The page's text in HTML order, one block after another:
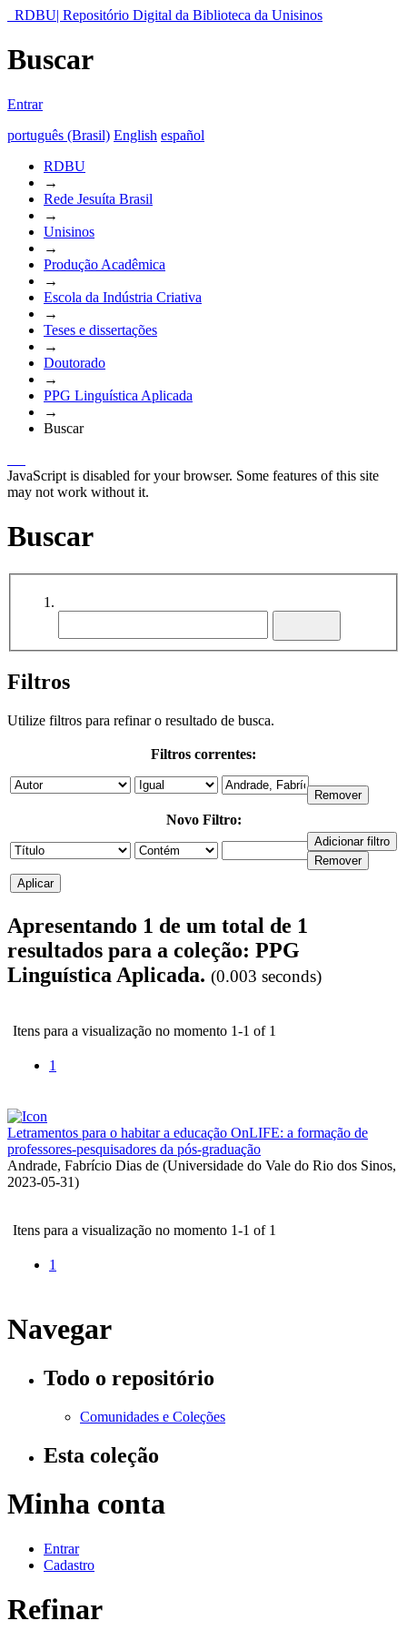
RDBU| Repositório Digital da Biblioteca da Unisinos
Buscar
Entrar
português (Brasil) English español
RDBU
→
Rede Jesuíta Brasil
→
Unisinos
→
Produção Acadêmica
→
Escola da Indústria Criativa
→
Teses e dissertações
→
Doutorado
→
PPG Linguística Aplicada
→
Buscar
JavaScript is disabled for your browser. Some features of this site
may not work without it.
Buscar
Filtros
Utilize filtros para refinar o resultado de busca.
Filtros correntes:
Novo Filtro:
Apresentando 1 de um total de 1
resultados para a coleção: PPG
Linguística Aplicada. (0.003 seconds)
Itens para a visualização no momento 1-1 of 1
1
Letramentos para o habitar a educação OnLIFE: a formação de
professores-pesquisadores da pós-graduação
Andrade, Fabrício Dias de (Universidade do Vale do Rio dos Sinos,
2023-05-31)
Itens para a visualização no momento 1-1 of 1
1
Navegar
Todo o repositório
Comunidades e Coleções
Esta coleção
Minha conta
Entrar
Cadastro
Refinar